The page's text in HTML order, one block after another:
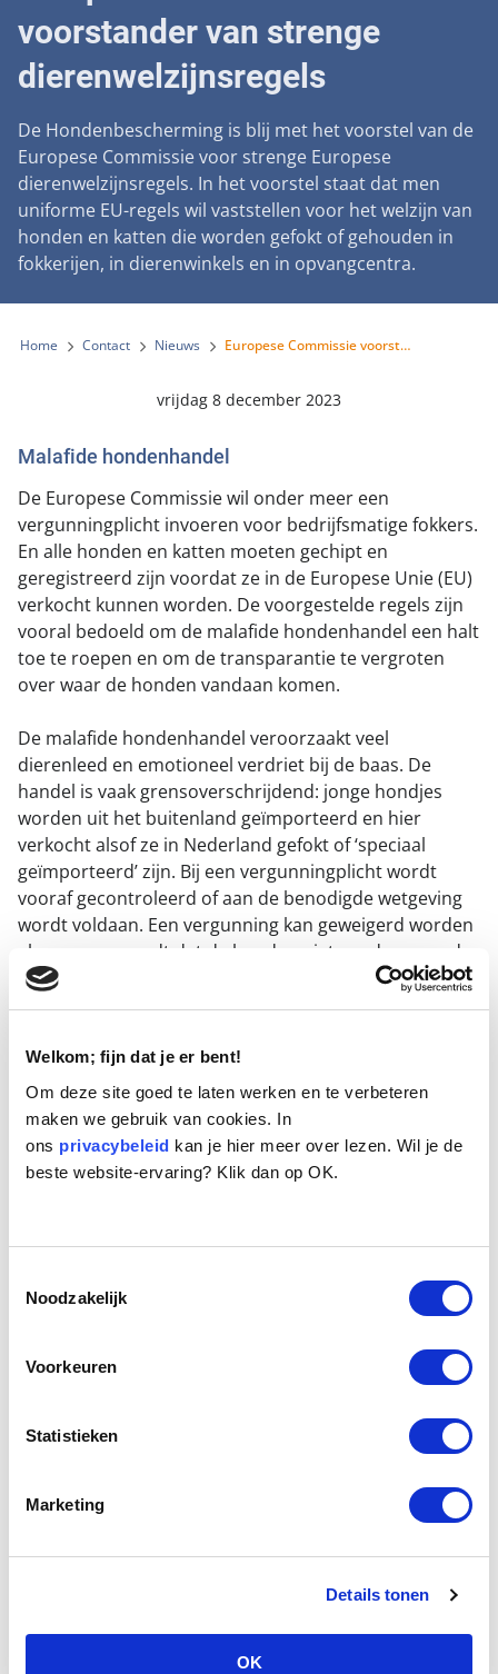
Welkom; fijn dat je er bent!
Om deze site goed te laten werken en te verbeteren
maken we gebruik van cookies. In
ons privacybeleid kan je hier meer over lezen. Wil je de
beste website-ervaring? Klik dan op OK.
Noodzakelijk
Voorkeuren
Statistieken
Marketing
Details tonen
OK
Landelijke registratie bijtincidenten
Verantwoord fokbeleid
Landelijk vuurwerkverbod
Verplichte pre-aanschaf cursus
Gemeentelijk meldpunt bijtincidenten
Voldoende veilige losloopgebieden
Verbod op fokken met kortsnuitige honden
Lezingen
Symposium Gemeentelijk Dierenbeleid
Teken onze petitie
Steun als bedrijf
Adopteer een seniorhond
Sponsor een seniorhond
Schenk met belastingvoordeel
Steun als vrijwilliger
Kom in actie
Honden voor Honden Loop
Wat wij doen
Onze organisatie
Samenwerking
Bekende vrienden
Jaarverslag
Vacatures
Donateursmagazine Hond
Onze successen voor honden
Contactgegevens
Pers
Nieuws
Veelgestelde vragen
Melding hondenleed
Nieuwsbrief
voorstander van strenge
dierenwelzijnsregels
De Hondenbescherming is blij met het voorstel van de
Europese Commissie voor strenge Europese
dierenwelzijnsregels. In het voorstel staat dat men
uniforme EU-regels wil vaststellen voor het welzijn van
honden en katten die worden gefokt of gehouden in
fokkerijen, in dierenwinkels en in opvangcentra.
Home Contact Nieuws Europese Commissie voorstander van strenge dierenwelzijnsregels
vrijdag 8 december 2023
Malafide hondenhandel
De Europese Commissie wil onder meer een
vergunningplicht invoeren voor bedrijfsmatige fokkers.
En alle honden en katten moeten gechipt en
geregistreerd zijn voordat ze in de Europese Unie (EU)
verkocht kunnen worden. De voorgestelde regels zijn
vooral bedoeld om de malafide hondenhandel een halt
toe te roepen en om de transparantie te vergroten
over waar de honden vandaan komen.
De malafide hondenhandel veroorzaakt veel
dierenleed en emotioneel verdriet bij de baas. De
handel is vaak grensoverschrijdend: jonge hondjes
worden uit het buitenland geïmporteerd en hier
verkocht alsof ze in Nederland gefokt of ‘speciaal
geïmporteerd’ zijn. Bij een vergunningplicht wordt
vooraf gecontroleerd of aan de benodigde wetgeving
wordt voldaan. Een vergunning kan geweigerd worden
als men vermoedt dat de honden niet goed verzorgd
en/of behandeld worden. En bij overtreding van de
dierenwelzijnsregels kan het (eventueel permanent)
afschrikwekkende sanctie zijn.
Opleiding voor fokkers en dierenverzorgers
De Europese Commissie wil verder dat de lidstaten
opleidingen aanbieden aan fokkers en
Hondenbescherming zou de opleiding echter niet
alleen aanbieden, maar ook verplicht stellen. Zo moet
in Nederland een bedrijfsmatige fokker in het bezit zijn
van een vakbekwaamheidsdiploma. Het zou wenselijk
gaat gelden.
In het voorstel staat ook dat een fokker de nieuwe
eigenaar bij de aanschaf van een hond moet
zouden wij nog wat verder gaan door voor potentiële
hondenbezitters een verplichte cursusverplichting in
te voeren. Een cursus helpt de toekomstig